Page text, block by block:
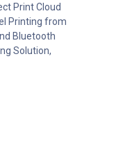
Print Cloud
Printing from
Bluetooth
Solution,